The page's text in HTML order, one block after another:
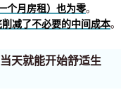
个月房租）也为零。
削减了不必要的中间成本。
天就能开始舒适生